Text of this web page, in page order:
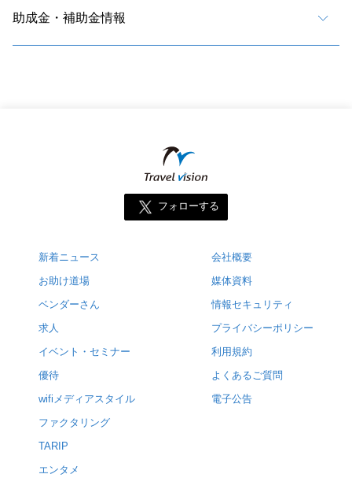
助成金・補助金情報
フォローする
新着ニュース
お助け道場
ベンダーさん
求人
イベント・セミナー
優待
wifiメディアスタイル
ファクタリング
TARIP
エンタメ
会社概要
媒体資料
情報セキュリティ
プライバシーポリシー
利用規約
よくあるご質問
電子公告